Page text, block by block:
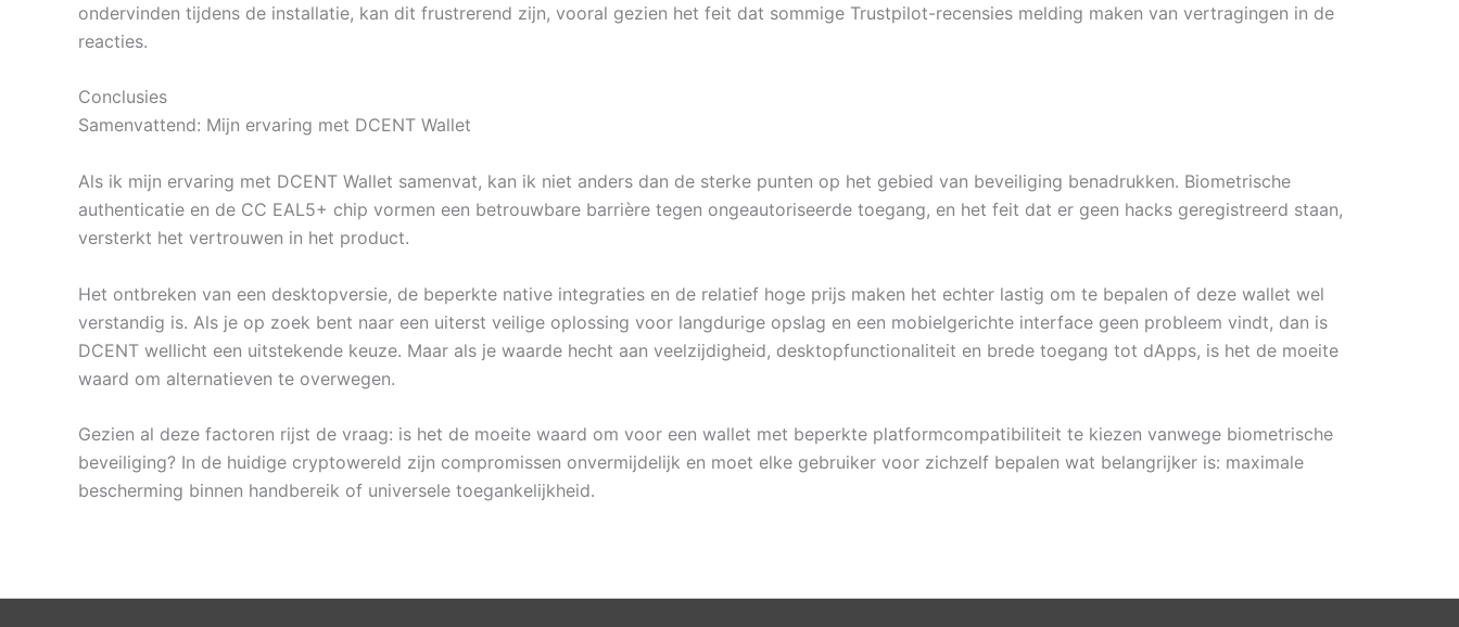
ondervinden tijdens de installatie, kan dit frustrerend zijn, vooral gezien het feit dat sommige Trustpilot-recensies melding maken van vertragingen in de
reacties.
Conclusies
Samenvattend: Mijn ervaring met DCENT Wallet
Als ik mijn ervaring met DCENT Wallet samenvat, kan ik niet anders dan de sterke punten op het gebied van beveiliging benadrukken. Biometrische
authenticatie en de CC EAL5+ chip vormen een betrouwbare barrière tegen ongeautoriseerde toegang, en het feit dat er geen hacks geregistreerd staan,
versterkt het vertrouwen in het product.
Het ontbreken van een desktopversie, de beperkte native integraties en de relatief hoge prijs maken het echter lastig om te bepalen of deze wallet wel
verstandig is. Als je op zoek bent naar een uiterst veilige oplossing voor langdurige opslag en een mobielgerichte interface geen probleem vindt, dan is
DCENT wellicht een uitstekende keuze. Maar als je waarde hecht aan veelzijdigheid, desktopfunctionaliteit en brede toegang tot dApps, is het de moeite
waard om alternatieven te overwegen.
Gezien al deze factoren rijst de vraag: is het de moeite waard om voor een wallet met beperkte platformcompatibiliteit te kiezen vanwege biometrische
beveiliging? In de huidige cryptowereld zijn compromissen onvermijdelijk en moet elke gebruiker voor zichzelf bepalen wat belangrijker is: maximale
bescherming binnen handbereik of universele toegankelijkheid.